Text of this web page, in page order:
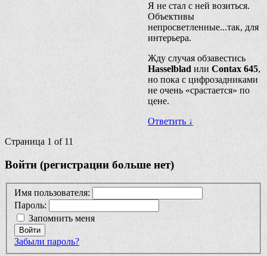
Я не стал с ней возиться.
Объективы
непросветленные...так, для
интерьера.
Жду случая обзавестись
Hasselblad или Contax 645,
но пока с цифрозадниками
не очень «срастается» по
цене.
Ответить ↓
Страница 1 of 11
Войти (регистрации больше нет)
Имя пользователя:
Пароль:
Запомнить меня
Войти
Забыли пароль?